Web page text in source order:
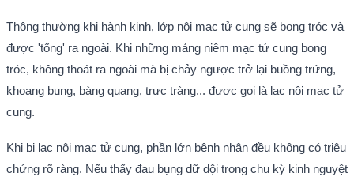
Thông thường khi hành kinh, lớp nội mạc tử cung sẽ bong tróc và
được 'tống' ra ngoài. Khi những mảng niêm mạc tử cung bong
tróc, không thoát ra ngoài mà bị chảy ngược trở lại buồng trứng,
khoang bụng, bàng quang, trực tràng... được gọi là lạc nội mạc tử
cung.
Khi bị lạc nội mạc tử cung, phần lớn bệnh nhân đều không có triệu
chứng rõ ràng. Nếu thấy đau bụng dữ dội trong chu kỳ kinh nguyệt